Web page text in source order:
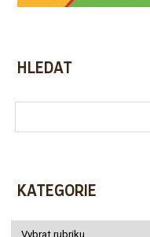
HLEDAT
KATEGORIE